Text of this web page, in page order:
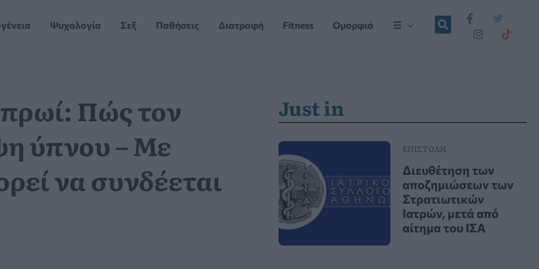
Ψυχολογία Σεξ Παθήσεις Διατροφή Fitness Ομορφιά ☰
Πώς τον
ύπνου – Με
να συνδέεται
Just in
ΕΠΙΣΤΟΛΗ
Διευθέτηση των
αποζημιώσεων των
Στρατιωτικών
Ιατρών, μετά από
αίτημα του ΙΣΑ